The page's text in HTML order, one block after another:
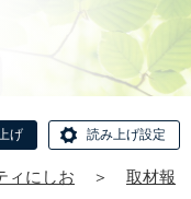
げ 読み上げ設定
ィにしお ＞
取材報